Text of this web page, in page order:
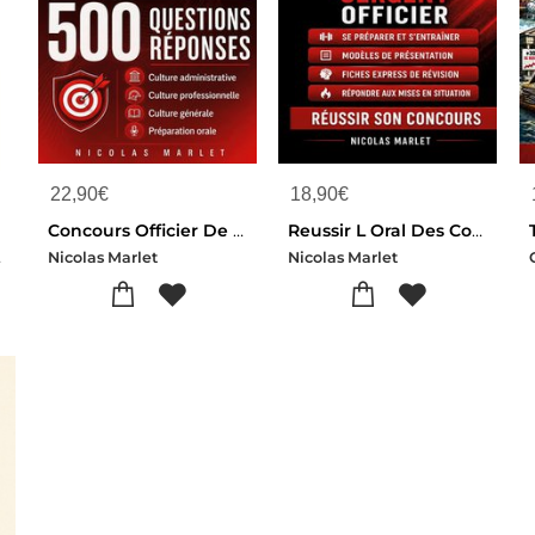
22,90€
Concours Officier De Sapeurs-pompiers 500 Questions Reponses : Culture Administrative Culture Professionnelle Culture Generale
Nicolas Marlet
18,90€
Reussir L Oral Des Concours De Sapeurs-pompiers : Concours Caporal, Sergent, Officier Se Preparer, S Entrainer Et Reussir Son Concours
Nicolas Marlet